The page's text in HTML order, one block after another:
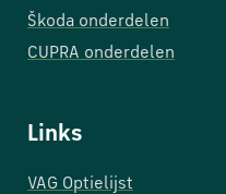
Škoda onderdelen
CUPRA onderdelen
Links
VAG Optielijst